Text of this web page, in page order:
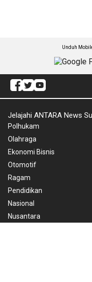
Unduh
Jelajahi ANTARA News
Polhukam
Olahraga
Ekonomi Bisnis
Otomotif
Ragam
Pendidikan
Nasional
Nusantara